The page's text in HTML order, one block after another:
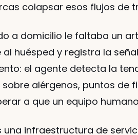
colapsar esos flujos de
a domicilio le faltaba un
huésped y registra la
el agente detecta la
alérgenos, puntos de
a que un equipo
una infraestructura de